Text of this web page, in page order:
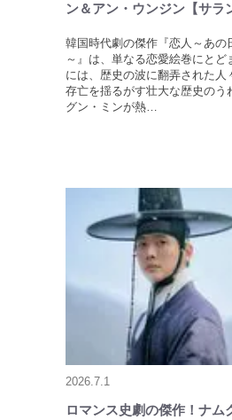
ン＆アン・ウンジン【サラ
韓国時代劇の傑作『恋人～あの
～』は、単なる恋愛絵巻にとど
には、歴史の波に翻弄された人
存亡を揺るがす壮大な歴史のう
グン・ミンが熱…
2026.7.1
ロマンス史劇の傑作！ナム